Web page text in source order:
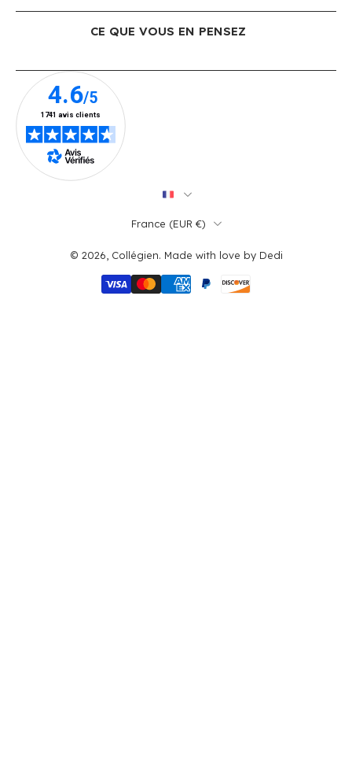
CE QUE VOUS EN PENSEZ
France ‎(EUR €)‎
© 2026, Collégien. Made with love by Dedi